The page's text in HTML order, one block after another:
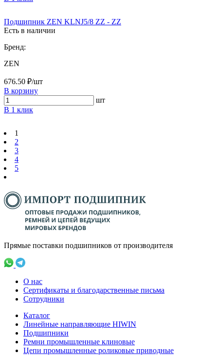
Подшипник ZEN KLNJ5/8 ZZ - ZZ
Есть в наличии
Бренд:
ZEN
676.50 ₽/шт
В корзину
шт
В 1 клик
1
2
3
4
5
Прямые поставки подшипников от производителя
О нас
Сертификаты и благодарственные письма
Сотрудники
Каталог
Линейные направляющие HIWIN
Подшипники
Ремни промышленные клиновые
Цепи промышленные роликовые приводные